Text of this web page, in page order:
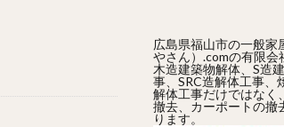
広島県福山市の一般家
やさん）.comの有限会
木造建築物解体、S造
事、SRC造解体工事、
解体工事だけではなく
撤去、カーポートの撤
ります。